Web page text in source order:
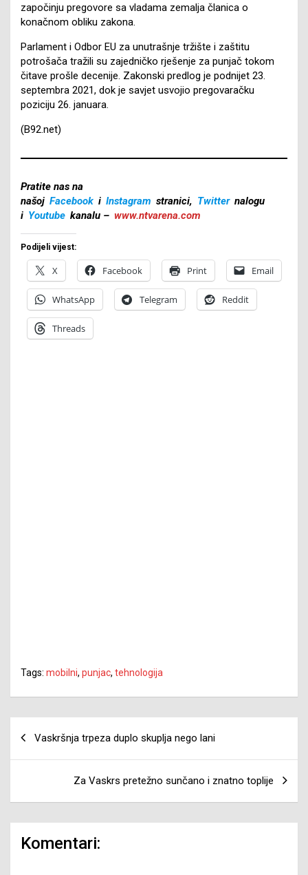
započinju pregovore sa vladama zemalja članica o
konačnom obliku zakona.
Parlament i Odbor EU za unutrašnje tržište i zaštitu
potrošača tražili su zajedničko rješenje za punjač tokom
čitave prošle decenije. Zakonski predlog je podnijet 23.
septembra 2021, dok je savjet usvojio pregovaračku
poziciju 26. januara.
(B92.net)
Pratite nas na
našoj Facebook i Instagram stranici, Twitter nalogu
i Youtube kanalu – www.ntvarena.com
Podijeli vijest:
X Facebook Print Email
WhatsApp Telegram Reddit
Threads
Tags: mobilni, punjac, tehnologija
Vaskršnja trpeza duplo skuplja nego lani
Za Vaskrs pretežno sunčano i znatno toplije
Komentari: